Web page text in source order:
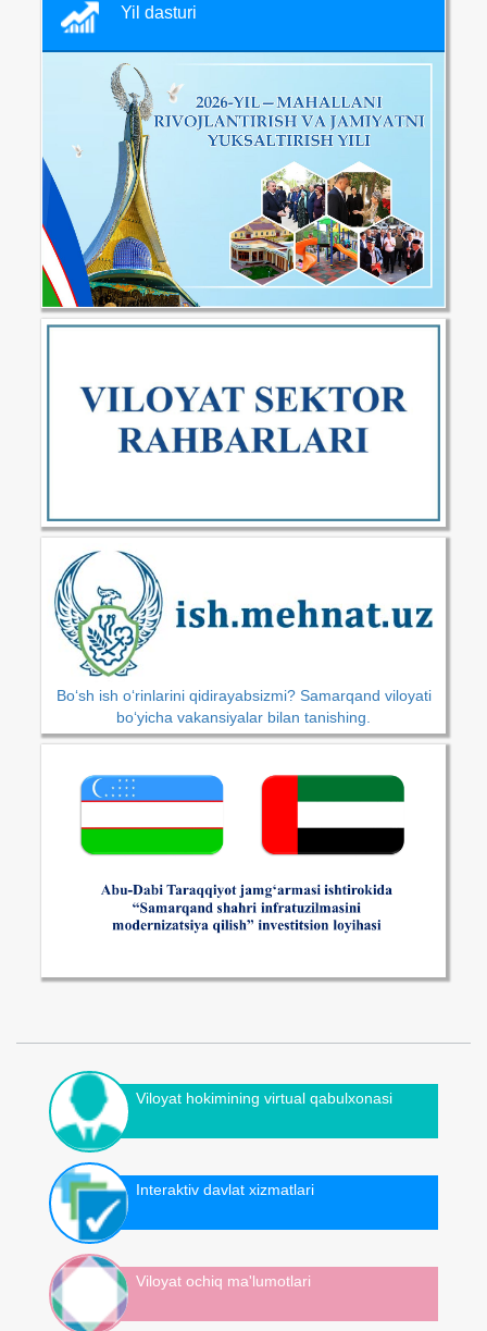
Yil dasturi
Bo‘sh ish o‘rinlarini qidirayabsizmi? Samarqand viloyati
bo‘yicha vakansiyalar bilan tanishing.
Viloyat hokimining virtual qabulxonasi
Interaktiv davlat xizmatlari
Viloyat ochiq ma'lumotlari